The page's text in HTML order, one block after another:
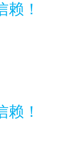
！
！